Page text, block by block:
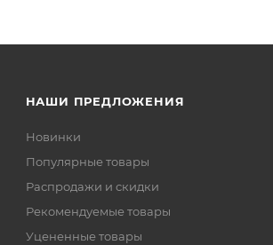
НАШИ ПРЕДЛОЖЕНИЯ
Новинки
Популярные товары
Распродажи и скидки
Рекомендуемые товары
Уцененные товары